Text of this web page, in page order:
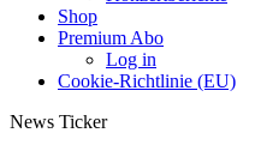
Shop
Premium Abo
Log in
Cookie-Richtlinie (EU)
News Ticker